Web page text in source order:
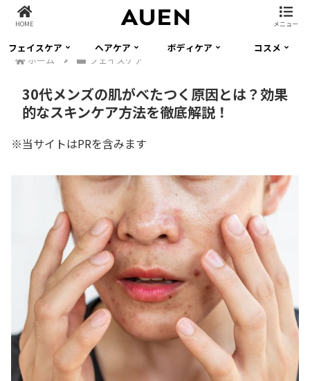
フェイスケア ヘアケア ボディケア
コスメ
ホーム
フェイスケア
30代メンズの肌がべたつく原因とは？効果
的なスキンケア方法を徹底解説！
※当サイトはPRを含みます
HOME メニュー